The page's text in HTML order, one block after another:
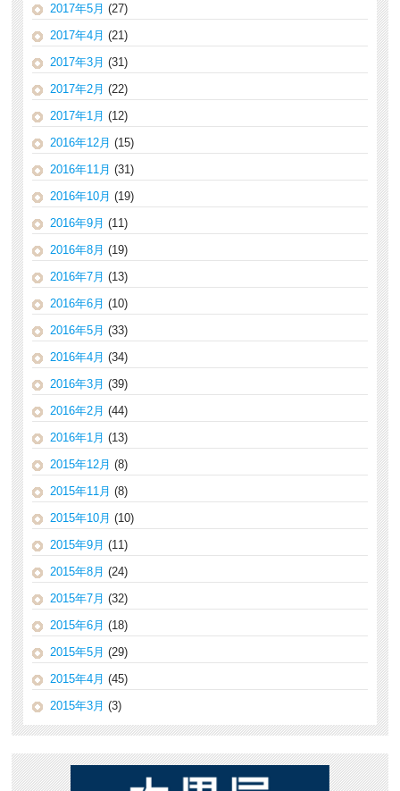
2017年5月 (27)
2017年4月 (21)
2017年3月 (31)
2017年2月 (22)
2017年1月 (12)
2016年12月 (15)
2016年11月 (31)
2016年10月 (19)
2016年9月 (11)
2016年8月 (19)
2016年7月 (13)
2016年6月 (10)
2016年5月 (33)
2016年4月 (34)
2016年3月 (39)
2016年2月 (44)
2016年1月 (13)
2015年12月 (8)
2015年11月 (8)
2015年10月 (10)
2015年9月 (11)
2015年8月 (24)
2015年7月 (32)
2015年6月 (18)
2015年5月 (29)
2015年4月 (45)
2015年3月 (3)